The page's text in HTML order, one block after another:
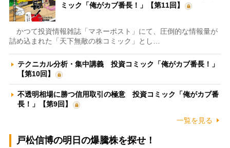
ミック「俺がカブ番長！」【第11回】
かつて投資情報雑誌「マネーポスト」にて、圧倒的な情報量が
詰め込まれた「天下無敵の株コミック」とし…
テクニカル分析・集中講義 投資コミック「俺がカブ番長！」
【第10回】
不透明相場に勝つ信用取引の極意 投資コミック「俺がカブ番
長！」【第9回】
一覧を見る
戸松信博の明日の爆騰株を探せ！